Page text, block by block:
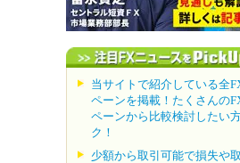
当サイトで紹介している全
ペーンを掲載！たくさんの
ペーンから比較検討したい
ク！
少額から取引可能で損失や